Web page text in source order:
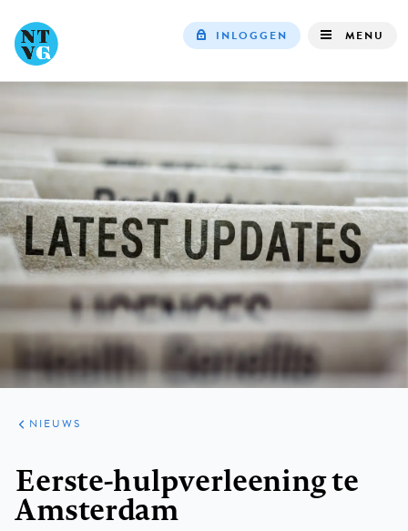
navigation
INLOGGEN MENU
ARTIKELEN
HET
KORT
NIEUWS
Eerste-hulpverleening te
Amsterdam